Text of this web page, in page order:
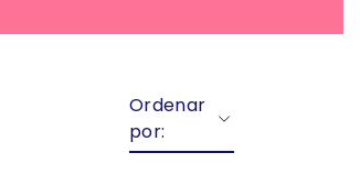
Ordenar
por: